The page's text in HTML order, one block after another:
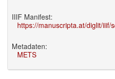
IIIF Manifest:
https://manuscripta.at/diglit/iiif/
Metadaten:
METS